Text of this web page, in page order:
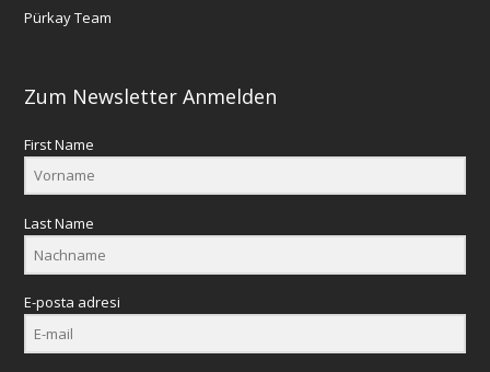
Pürkay Team
Zum Newsletter Anmelden
First Name
Last Name
E-posta adresi